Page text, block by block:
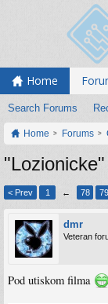
Home
Search Forums
Home Forums
< Prev 1 ← 78 79
dmr
Veteran
Pod utiskom filma